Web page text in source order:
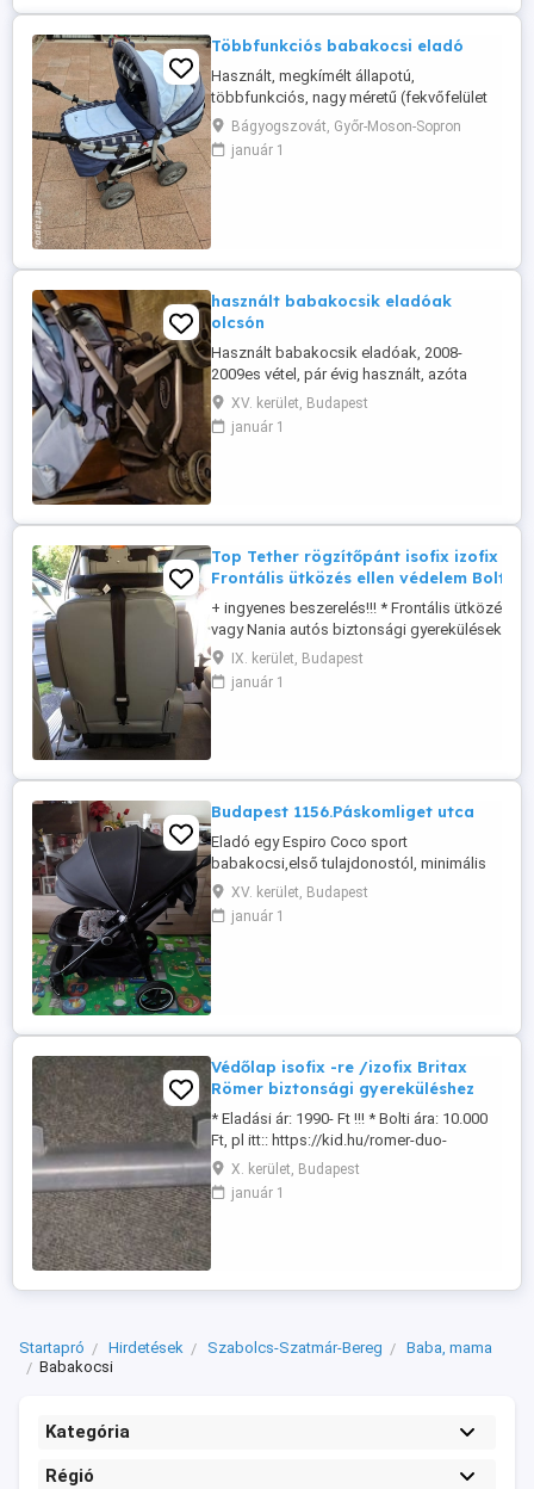
Többfunkciós babakocsi eladó
Használt, megkímélt állapotú,
többfunkciós, nagy méretű (fekvőfelület
98x33 cm) babakocsi eladó, hozzá
tartozó mózeskosárral és táskával együtt
Összecsukható, később sportkocsinak is
Bágyogszovát, Győr-Moson-Sopron
január 1
használt babakocsik eladóak
olcsón
Használt babakocsik eladóak, 2008-
2009es vétel, pár évig használt, azóta
csak raktározva. Egy erős tisztítás rájuk
fér, de amúgy működőképesek teljesen,
több tartozékkal. Irányár 10 000Ft db.
XV. kerület, Budapest
január 1
Top Tether rögzítőpánt isofix izofix
Frontális ütközés ellen védelem BoltiÁr
+ ingyenes beszerelés!!! * Frontális ütközés
vagy Nania autós biztonsági gyerekülésekhez
isofixes gyereküléshez használható! * * Bolti
https://www.brendon.hu/britax-romer-top-
ovcsat-2425601?
IX. kerület, Budapest
január 1
Budapest 1156.Páskomliget utca
Eladó egy Espiro Coco sport
babakocsi,első tulajdonostól, minimális
karcolások.Esővédővel!
XV. kerület, Budapest
január 1
Védőlap isofix -re /izofix Britax
Römer biztonsági gyereküléshez
* Eladási ár: 1990- Ft !!! * Bolti ára: 10.000
Ft, pl itt:: https://kid.hu/romer-duo-
vedolap-isofix-re?site_language= Ha nem
isofixesként használjuk a gyerekülést
akkor lezárhatjuk az izofix csatlakozókat
X. kerület, Budapest
január 1
Startapró Hirdetések Szabolcs-Szatmár-Bereg
Baba, mama
Babakocsi
Kategória
Régió